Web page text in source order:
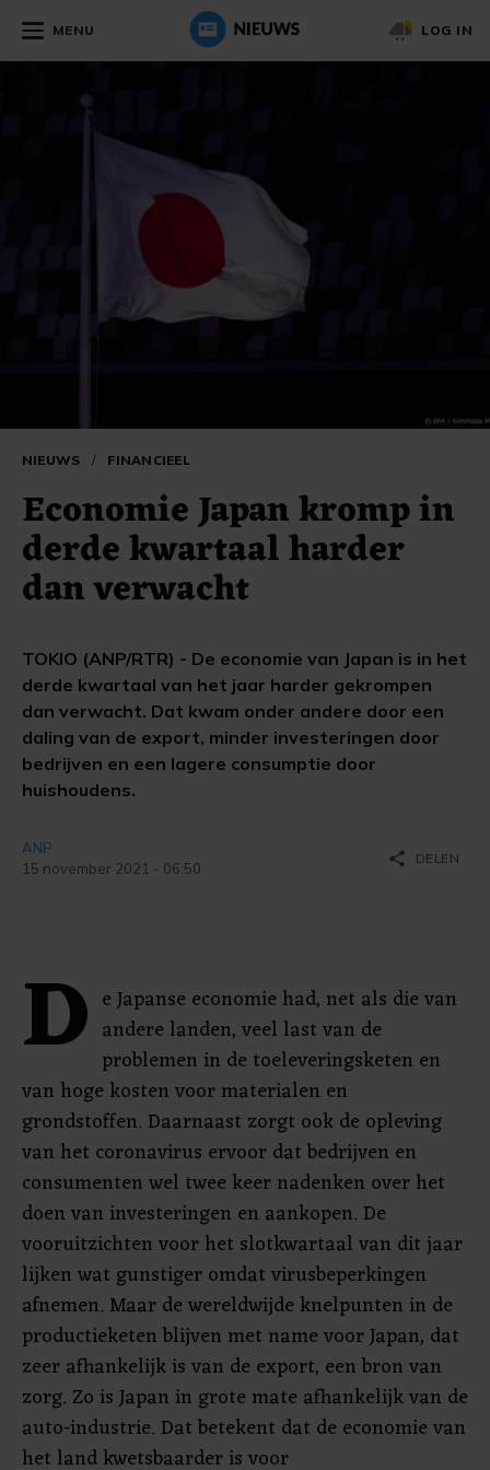
MENU LOG IN
NIEUWS / FINANCIEEL
Economie Japan kromp in
derde kwartaal harder
dan verwacht
TOKIO (ANP/RTR) - De economie van Japan is in het
derde kwartaal van het jaar harder gekrompen
dan verwacht. Dat kwam onder andere door een
daling van de export, minder investeringen door
bedrijven en een lagere consumptie door
huishoudens.
ANP
15 november 2021 - 06:50
share DELEN
D e Japanse economie had, net als die van
andere landen, veel last van de
problemen in de toeleveringsketen en
van hoge kosten voor materialen en
grondstoffen. Daarnaast zorgt ook de opleving
van het coronavirus ervoor dat bedrijven en
consumenten wel twee keer nadenken over het
doen van investeringen en aankopen. De
vooruitzichten voor het slotkwartaal van dit jaar
lijken wat gunstiger omdat virusbeperkingen
afnemen. Maar de wereldwijde knelpunten in de
productieketen blijven met name voor Japan, dat
zeer afhankelijk is van de export, een bron van
zorg. Zo is Japan in grote mate afhankelijk van de
auto-industrie. Dat betekent dat de economie van
het land kwetsbaarder is voor